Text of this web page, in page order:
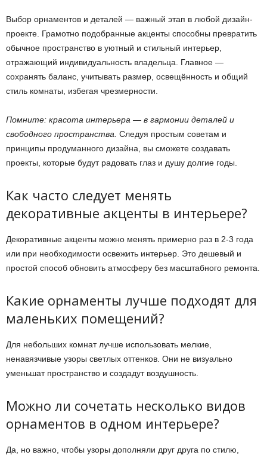
Выбор орнаментов и деталей — важный этап в любой дизайн-
проекте. Грамотно подобранные акценты способны превратить
обычное пространство в уютный и стильный интерьер,
отражающий индивидуальность владельца. Главное —
сохранять баланс, учитывать размер, освещённость и общий
стиль комнаты, избегая чрезмерности.
Помните: красота интерьера — в гармонии деталей и
свободного пространства. Следуя простым советам и
принципы продуманного дизайна, вы сможете создавать
проекты, которые будут радовать глаз и душу долгие годы.
Как часто следует менять
декоративные акценты в интерьере?
Декоративные акценты можно менять примерно раз в 2-3 года
или при необходимости освежить интерьер. Это дешевый и
простой способ обновить атмосферу без масштабного ремонта.
Какие орнаменты лучше подходят для
маленьких помещений?
Для небольших комнат лучше использовать мелкие,
ненавязчивые узоры светлых оттенков. Они не визуально
уменьшат пространство и создадут воздушность.
Можно ли сочетать несколько видов
орнаментов в одном интерьере?
Да, но важно, чтобы узоры дополняли друг друга по стилю,